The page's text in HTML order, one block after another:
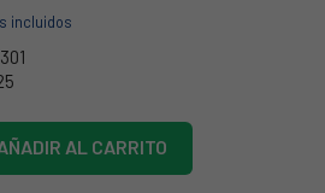
incluidos
AL CARRITO